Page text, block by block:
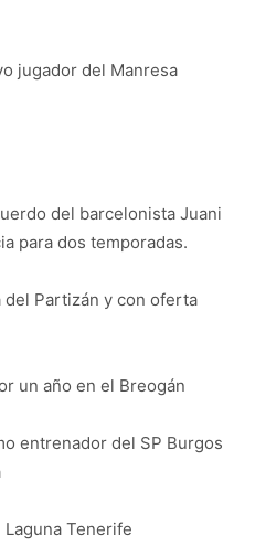
jugador del Manresa
del barcelonista Juani
para dos temporadas.
del Partizán y con oferta
un año en el Breogán
entrenador del SP Burgos
Tenerife